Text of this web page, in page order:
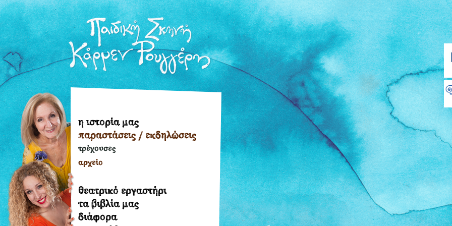
η ιστορία μας
παραστάσεις / εκδηλώσεις
τρέχουσες
αρχείο
θεατρικό εργαστήρι
τα βιβλία μας
διάφορα
η
ιστορία
μας
παραστάσεις
/
εκδηλώσεις
τρέχουσες
αρχείο